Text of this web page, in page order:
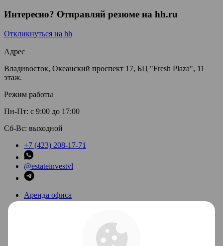
Интересно? Отправляй резюме на hh.ru
Откликнуться на hh
Адрес
Владивосток, Океанский проспект 17, БЦ "Fresh Plaza", 11
этаж.
Режим работы
Пн-Пт: с 9:00 до 17:00
Сб-Вс: выходной
+7 (423) 208-17-71
@estateinvestvl
Аренда офиса
Аренда торговых помещений
Продажа торговых помещений